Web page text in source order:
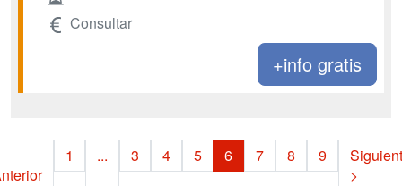
Consultar
+info gratis
1 ... 3 4 5 6 7 8 9
>